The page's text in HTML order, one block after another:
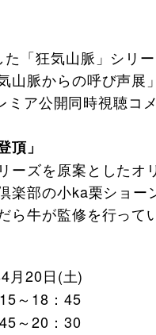
「狂気山脈」シリ
山脈からの呼び声
ア公開同時視聴コ
頂」
ーズを原案とした
楽部の小ka栗ショー
ら牛が監修を行って
月20日(土)
～18：45
～20：30